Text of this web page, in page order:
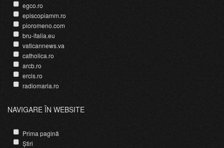
egco.ro
episcopiamm.ro
pioromeno.com
bru-italia.eu
vaticannews.va
catholica.ro
arcb.ro
ercis.ro
radiomaria.ro
NAVIGARE ÎN WEBSITE
Prima pagină
Știri